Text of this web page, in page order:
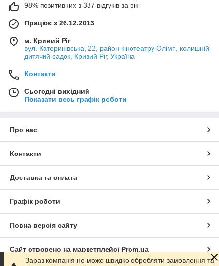
98% позитивних з 387 відгуків за рік
Працює з 26.12.2013
м. Кривий Ріг
вул. Катеринівська, 22, район кінотеатру Олімп, колишній
дитячий садок, Кривий Ріг, Україна
Контакти
Сьогодні вихідний
Показати весь графік роботи
Про нас
Контакти
Доставка та оплата
Графік роботи
Повна версія сайту
Сайт створено на маркетплейсі Prom.ua
Зараз компанія не може швидко обробляти замовлення та